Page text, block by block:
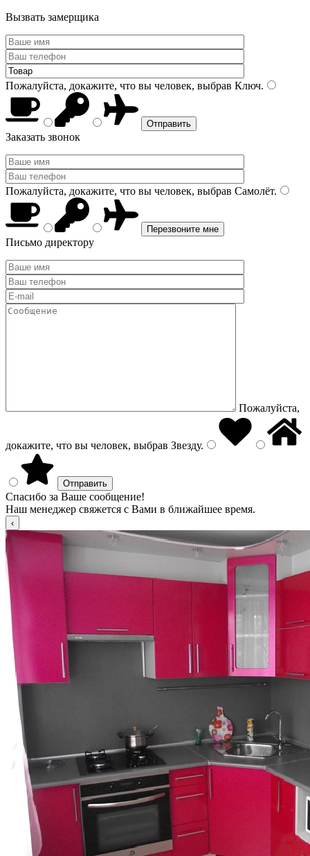
Вызвать замерщика
Пожалуйста, докажите, что вы человек, выбрав Ключ.
Заказать звонок
Пожалуйста, докажите, что вы человек, выбрав Самолёт.
Письмо директору
Пожалуйста,
докажите, что вы человек, выбрав Звезду.
Спасибо за Ваше сообщение!
Наш менеджер свяжется с Вами в ближайшее время.